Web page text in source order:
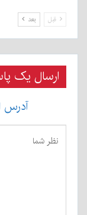
قبل بعد
ارسال یک
آدرس